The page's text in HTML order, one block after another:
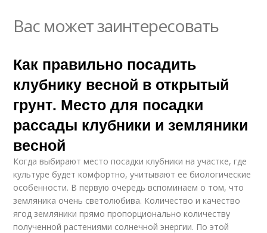
Вас может заинтересовать
Как правильно посадить
клубнику весной в открытый
грунт. Место для посадки
рассады клубники и земляники
весной
Когда выбирают место посадки клубники на участке, где
культуре будет комфортно, учитывают ее биологические
особенности. В первую очередь вспоминаем о том, что
земляника очень светолюбива. Количество и качество
ягод земляники прямо пропорционально количеству
полученной растениями солнечной энергии. По этой